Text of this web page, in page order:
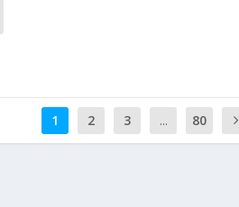
1 2 3 ... 80